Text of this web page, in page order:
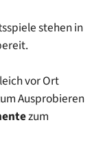
stehen in
vor Ort
Ausprobieren
zum